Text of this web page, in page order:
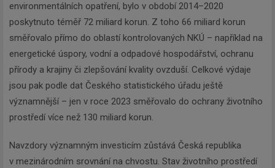
environmentálních opatření, bylo v období 2014–2020
poskytnuto téměř 72 miliard korun. Z toho 66 miliard korun
směřovalo přímo do oblastí kontrolovaných NKÚ – například na
energetické úspory, vodní a odpadové hospodářství, ochranu
přírody a krajiny či zlepšování kvality ovzduší. Celkové výdaje
jsou pak podle dat Českého statistického úřadu ještě
významnější – jen v roce 2023 směřovalo do ochrany životního
prostředí více než 130 miliard korun.
Navzdory významným investicím zůstává Česká republika
v mezinárodním srovnání na chvostu. Stav životního prostředí